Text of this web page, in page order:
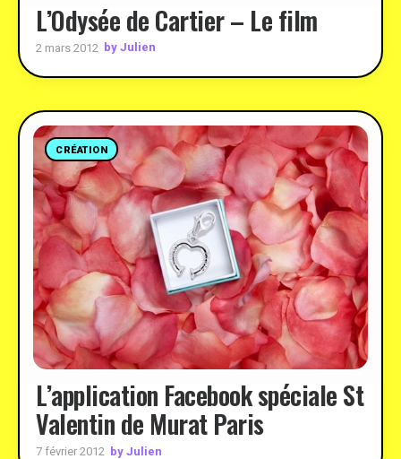
L’Odysée de Cartier – Le film
2 mars 2012 by Julien
CRÉATION
L’application Facebook spéciale St
Valentin de Murat Paris
7 février 2012 by Julien